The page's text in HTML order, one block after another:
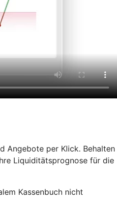
Angebote per Klick. Behalten
Liquiditätsprognose für die
Kassenbuch nicht